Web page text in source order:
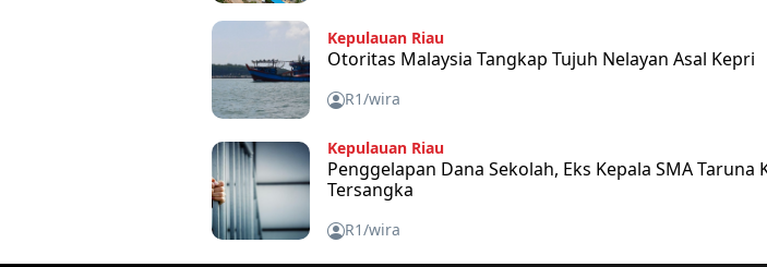
Kepulauan Riau
Otoritas Malaysia Tangkap Tujuh Nelayan Asal Kepri
R1/wira
Kepulauan Riau
Penggelapan Dana Sekolah, Eks Kepala SMA Taruna
Tersangka
R1/wira